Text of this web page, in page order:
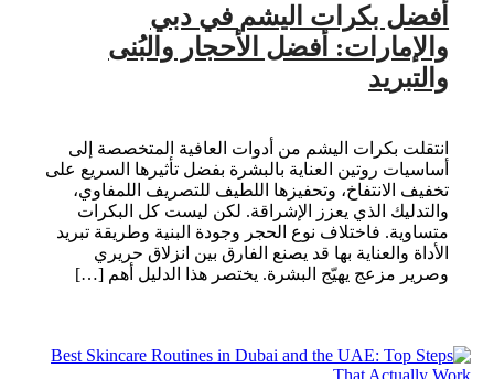
أفضل بكرات اليشم في دبي
والإمارات: أفضل الأحجار والبُنى
والتبريد
انتقلت بكرات اليشم من أدوات العافية المتخصصة إلى
أساسيات روتين العناية بالبشرة بفضل تأثيرها السريع على
تخفيف الانتفاخ، وتحفيزها اللطيف للتصريف اللمفاوي،
والتدليك الذي يعزز الإشراقة. لكن ليست كل البكرات
متساوية. فاختلاف نوع الحجر وجودة البنية وطريقة تبريد
الأداة والعناية بها قد يصنع الفارق بين انزلاق حريري
وصرير مزعج يهيّج البشرة. يختصر هذا الدليل أهم […]